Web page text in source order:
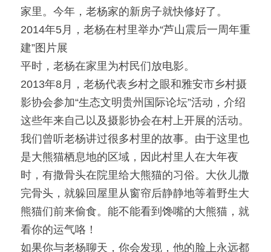
家里。今年，老杨家的新房子就快修好了。
2014年5月，老杨在村里举办“芦山震后一周年重
建”图片展
平时，老杨在家里为村民们放电影。
2013年8月，老杨代表乡村之眼和雅安市乡村摄
影协会参加“生态文明贵州国际论坛”活动，介绍
这些年来自己以及摄影协会在村上开展的活动。
我们曾听老杨讲过很多村里的故事。由于这里也
是大熊猫栖息地的区域，因此村里人在大年夜
时，有撒骨头在院里给大熊猫的习俗。大伙儿撒
完骨头，就躲回屋里从窗帘后静静地等着野生大
熊猫们前来偷食。能不能看到馋嘴的大熊猫，就
看你的运气咯！
如果你与老杨聊天，你会发现，他的脸上永远都